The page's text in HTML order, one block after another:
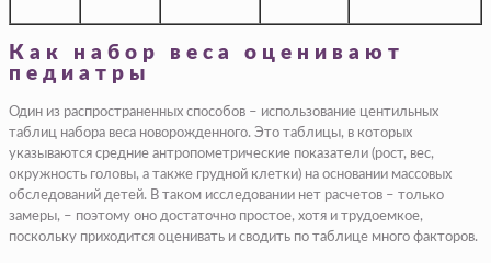
Как набор веса оценивают
педиатры
Один из распространенных способов – использование центильных
таблиц набора веса новорожденного. Это таблицы, в которых
указываются средние антропометрические показатели (рост, вес,
окружность головы, а также грудной клетки) на основании массовых
обследований детей. В таком исследовании нет расчетов – только
замеры, – поэтому оно достаточно простое, хотя и трудоемкое,
поскольку приходится оценивать и сводить по таблице много факторов.